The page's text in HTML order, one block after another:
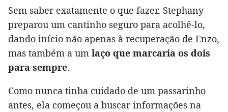
Sem saber exatamente o que fazer, Stephany
preparou um cantinho seguro para acolhê-lo,
dando início não apenas à recuperação de Enzo,
mas também a um laço que marcaria os dois
para sempre.
Como nunca tinha cuidado de um passarinho
antes, ela começou a buscar informações na